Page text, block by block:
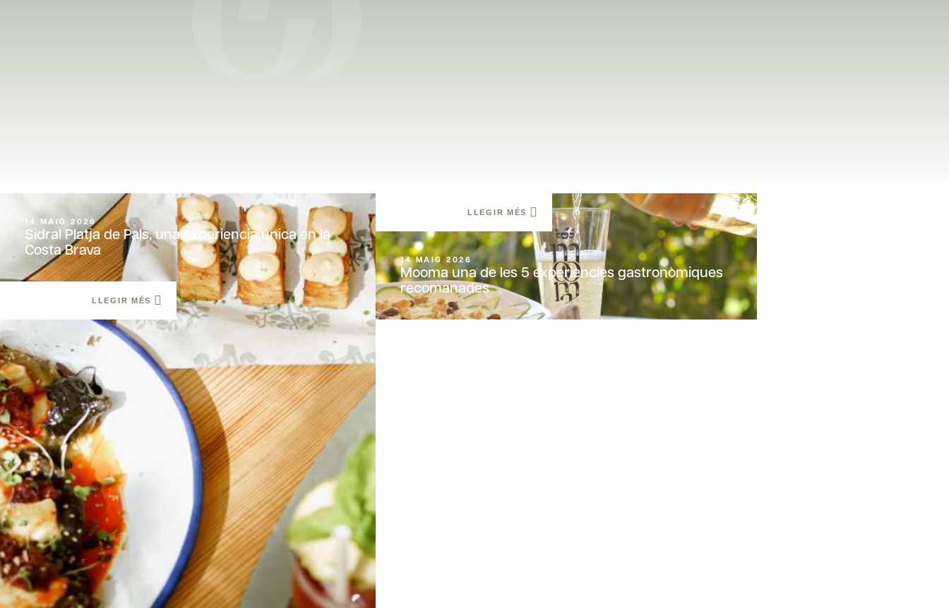
14 MAIG 2026
Sidral Platja de Pals, una experiencia única en la
Costa Brava
LLEGIR MÉS
LLEGIR MÉS
14 MAIG 2026
Mooma una de les 5 experiències gastronòmiques
recomanades